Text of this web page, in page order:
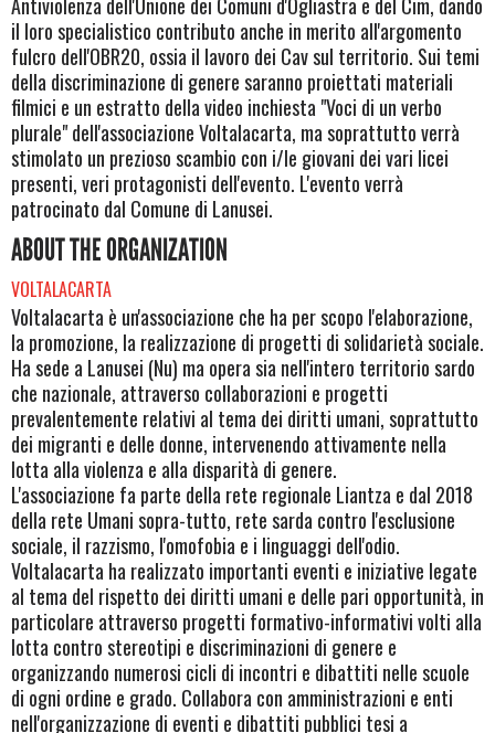
Antiviolenza dell'Unione dei Comuni d'Ogliastra e del Cim, dando
il loro specialistico contributo anche in merito all'argomento
fulcro dell'OBR20, ossia il lavoro dei Cav sul territorio. Sui temi
della discriminazione di genere saranno proiettati materiali
filmici e un estratto della video inchiesta "Voci di un verbo
plurale" dell'associazione Voltalacarta, ma soprattutto verrà
stimolato un prezioso scambio con i/le giovani dei vari licei
presenti, veri protagonisti dell'evento. L'evento verrà
patrocinato dal Comune di Lanusei.
ABOUT THE ORGANIZATION
VOLTALACARTA
Voltalacarta è un'associazione che ha per scopo l'elaborazione,
la promozione, la realizzazione di progetti di solidarietà sociale.
Ha sede a Lanusei (Nu) ma opera sia nell'intero territorio sardo
che nazionale, attraverso collaborazioni e progetti
prevalentemente relativi al tema dei diritti umani, soprattutto
dei migranti e delle donne, intervenendo attivamente nella
lotta alla violenza e alla disparità di genere.
L'associazione fa parte della rete regionale Liantza e dal 2018
della rete Umani sopra-tutto, rete sarda contro l'esclusione
sociale, il razzismo, l'omofobia e i linguaggi dell'odio.
Voltalacarta ha realizzato importanti eventi e iniziative legate
al tema del rispetto dei diritti umani e delle pari opportunità, in
particolare attraverso progetti formativo-informativi volti alla
lotta contro stereotipi e discriminazioni di genere e
organizzando numerosi cicli di incontri e dibattiti nelle scuole
di ogni ordine e grado. Collabora con amministrazioni e enti
nell'organizzazione di eventi e dibattiti pubblici tesi a